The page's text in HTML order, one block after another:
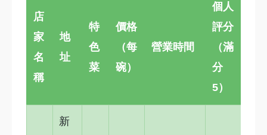
店
家
名
稱
地
址
特
色
菜
價格
（每
碗）
營業時間
個人
評分
（滿
分
5）
新